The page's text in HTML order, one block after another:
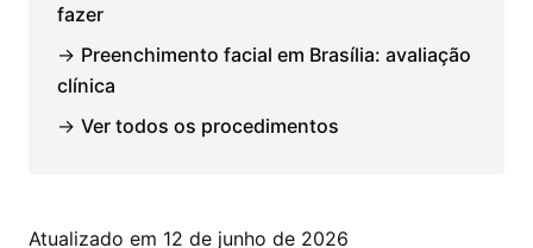
fazer
→ Preenchimento facial em Brasília: avaliação
clínica
→ Ver todos os procedimentos
Atualizado em 12 de junho de 2026